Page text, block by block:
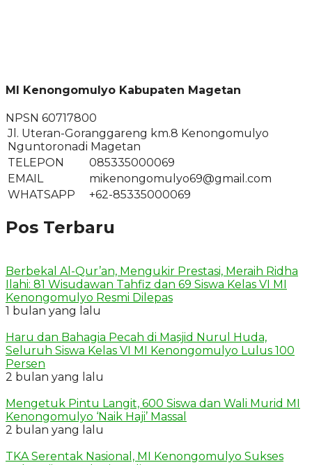
MI Kenongomulyo Kabupaten Magetan
NPSN 60717800
Jl. Uteran-Goranggareng km.8 Kenongomulyo
Nguntoronadi Magetan
TELEPON
085335000069
EMAIL
mikenongomulyo69@gmail.com
WHATSAPP
+62-85335000069
Pos Terbaru
Berbekal Al-Qur’an, Mengukir Prestasi, Meraih Ridha
Ilahi: 81 Wisudawan Tahfiz dan 69 Siswa Kelas VI MI
Kenongomulyo Resmi Dilepas
1 bulan yang lalu
Haru dan Bahagia Pecah di Masjid Nurul Huda,
Seluruh Siswa Kelas VI MI Kenongomulyo Lulus 100
Persen
2 bulan yang lalu
Mengetuk Pintu Langit, 600 Siswa dan Wali Murid MI
Kenongomulyo ‘Naik Haji’ Massal
2 bulan yang lalu
TKA Serentak Nasional, MI Kenongomulyo Sukses